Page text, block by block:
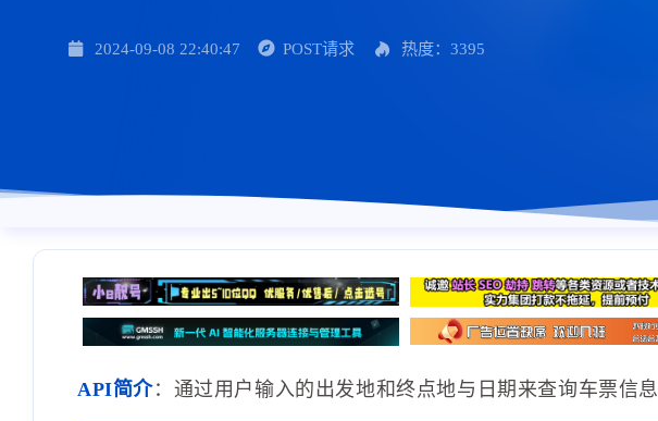
2024-09-08 22:40:47 POST请求 热度：3395
API简介：通过用户输入的出发地和终点地与日期来查询车票信息